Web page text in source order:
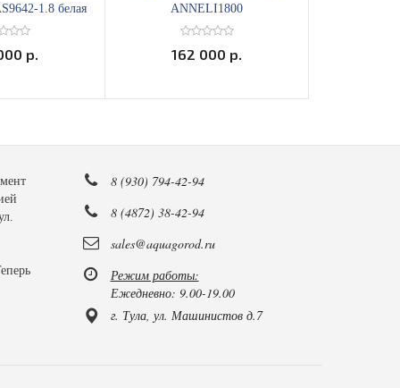
1.8 белая
р.
ANNELI1800
162 000 р.
8 (930) 794-42-94
8 (4872) 38-42-94
sales@aquagorod.ru
Режим работы:
Ежедневно: 9.00-19.00
г. Тула, ул. Машинистов д.7